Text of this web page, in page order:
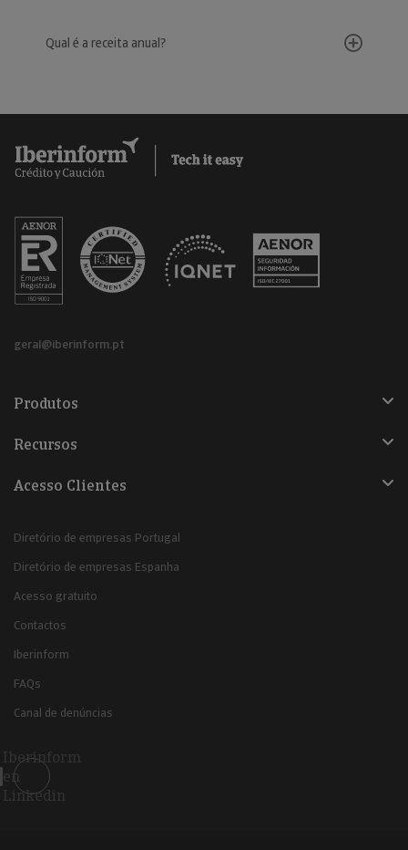
Qual é a receita anual?
geral@iberinform.pt
Produtos
Recursos
Acesso Clientes
Diretório de empresas Portugal
Diretório de empresas Espanha
Acesso gratuito
Contactos
Iberinform
FAQs
Canal de denúncias
Iberinform
en
Linkedin